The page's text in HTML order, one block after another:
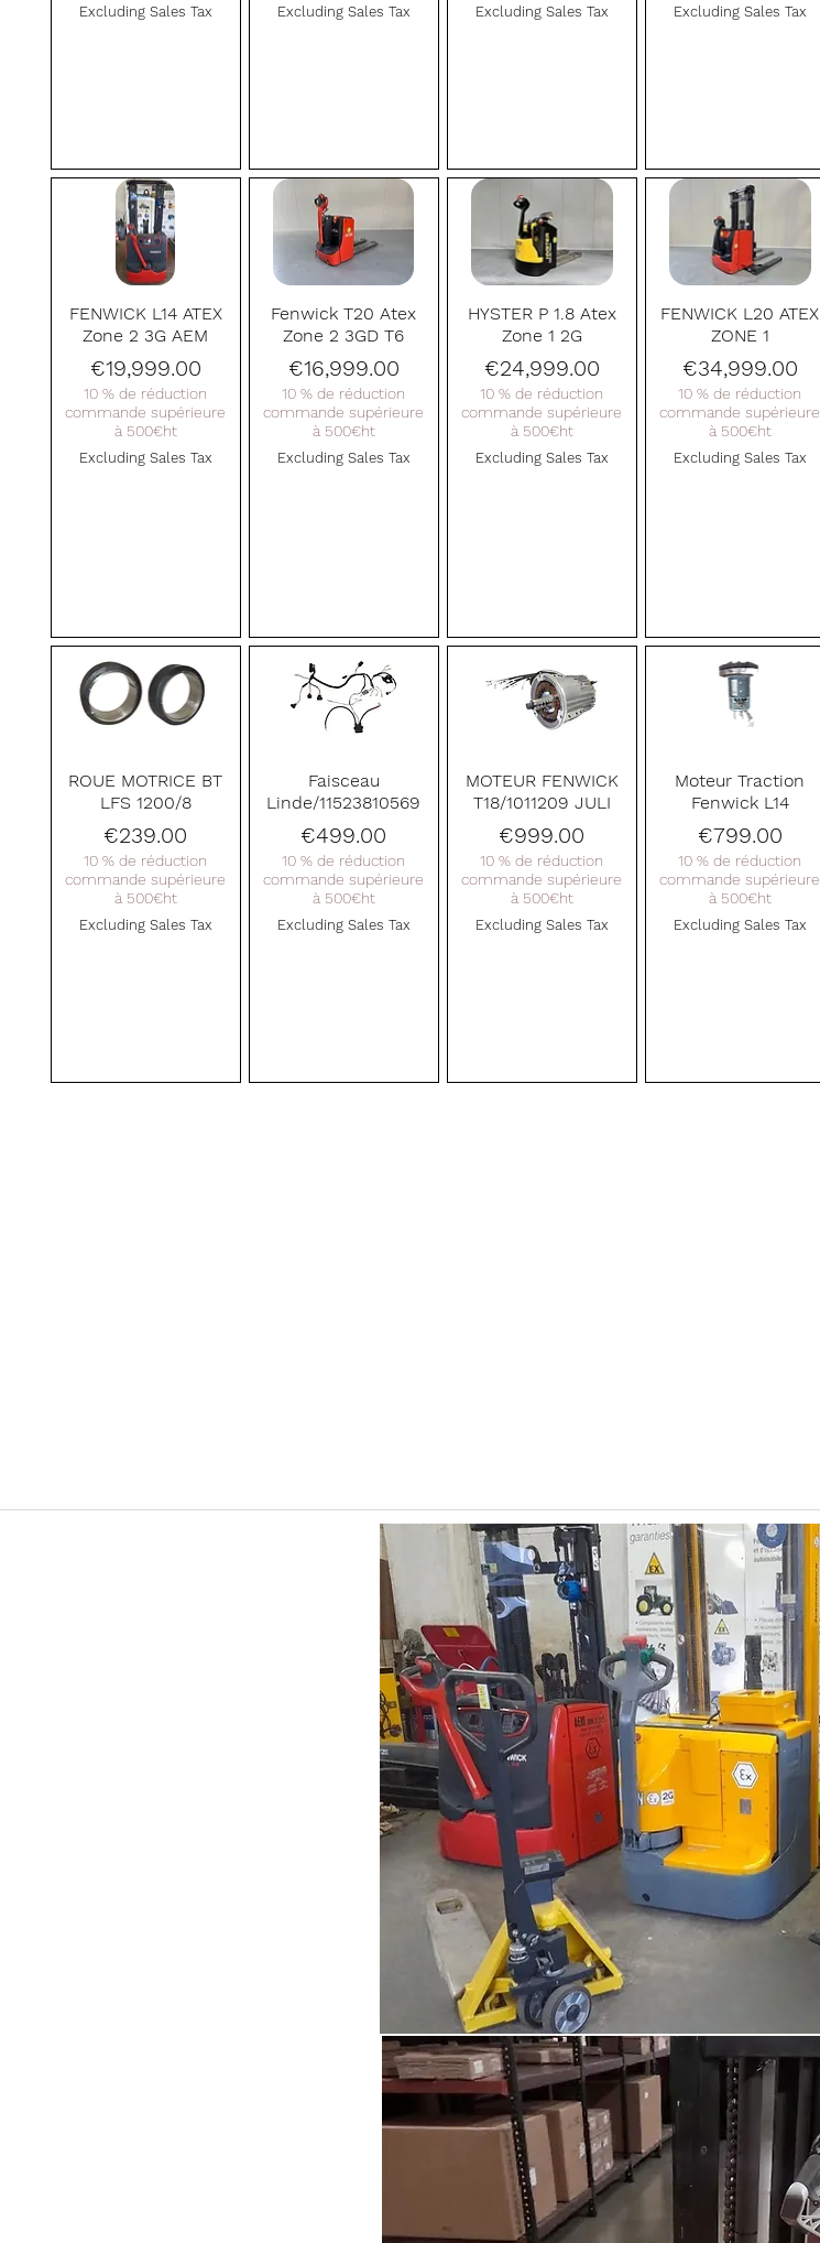
Excluding Sales Tax Excluding Sales Tax Excluding Sales Tax Excluding Sales Tax
Quick View
FENWICK L14 ATEX
Zone 2 3G AEM
Price
€19,999.00
10 % de réduction
commande supérieure
à 500€ht
Excluding Sales Tax
Quick View
Fenwick T20 Atex
Zone 2 3GD T6
Price
€16,999.00
10 % de réduction
commande supérieure
à 500€ht
Excluding Sales Tax
Quick View
HYSTER P 1.8 Atex
Zone 1 2G
Price
€24,999.00
10 % de réduction
commande supérieure
à 500€ht
Excluding Sales Tax
Quick View
FENWICK L20 ATEX
ZONE 1
Price
€34,999.00
10 % de réduction
commande supérieure
à 500€ht
Excluding Sales Tax
Quick View
ROUE MOTRICE BT
LFS 1200/8
Price
€239.00
10 % de réduction
commande supérieure
à 500€ht
Excluding Sales Tax
Quick View
Faisceau
Linde/11523810569
Price
€499.00
10 % de réduction
commande supérieure
à 500€ht
Excluding Sales Tax
Quick View
MOTEUR FENWICK
T18/1011209 JULI
Price
€999.00
10 % de réduction
commande supérieure
à 500€ht
Excluding Sales Tax
Quick View
Moteur Traction
Fenwick L14
Price
€799.00
10 % de réduction
commande supérieure
à 500€ht
Excluding Sales Tax